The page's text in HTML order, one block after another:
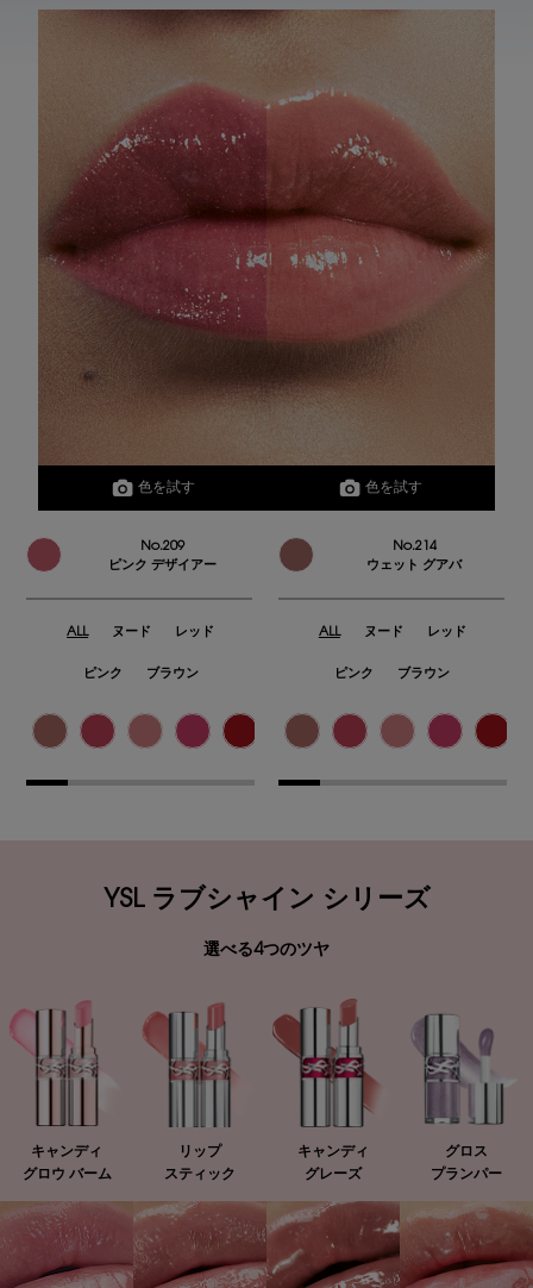
色を試す 色を試す
No.209
ピンク デザイアー
ALL ヌード レッド
ピンク ブラウン
No.214
ウェット グアバ
ALL ヌード レッド
ピンク ブラウン
YSL ラブシャイン シリーズ
選べる4つのツヤ
キャンディ
グロウ バーム
リップ
スティック
キャンディ
グレーズ
グロス
プランパー